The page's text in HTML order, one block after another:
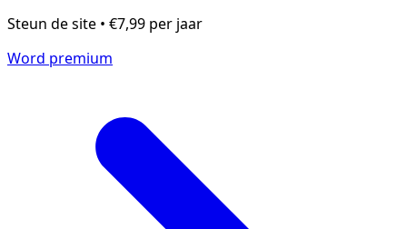
Steun de site • €7,99 per jaar
Word premium